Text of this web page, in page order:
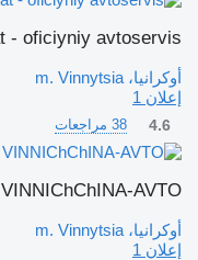
- oficiyniy avtoservis
أوكرانيا، m. Vinnytsia
إعلان 1
4.6 38 مراجعات
VINNIChChINA-AVTO
أوكرانيا، m. Vinnytsia
إعلان 1